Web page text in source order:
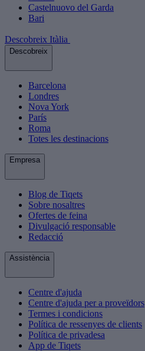
Castelnuovo del Garda
Bari
Descobreix Itàlia
Descobreix
Barcelona
Londres
Nova York
París
Roma
Totes les destinacions
Empresa
Blog de Tiqets
Sobre nosaltres
Ofertes de feina
Divulgació responsable
Redacció
Assistència
Centre d'ajuda
Centre d'ajuda per a proveïdors
Termes i condicions
Política de ressenyes de clients
Política de privadesa
App de Tiqets